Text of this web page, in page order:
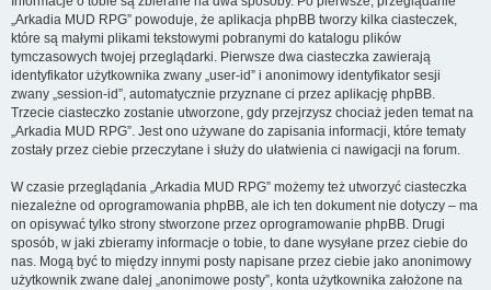
„Arkadia MUD RPG” powoduje, że aplikacja phpBB tworzy kilka ciasteczek,
które są małymi plikami tekstowymi pobranymi do katalogu plików
tymczasowych twojej przeglądarki. Pierwsze dwa ciasteczka zawierają
identyfikator użytkownika zwany „user-id” i anonimowy identyfikator sesji
zwany „session-id”, automatycznie przyznane ci przez aplikację phpBB.
Trzecie ciasteczko zostanie utworzone, gdy przejrzysz chociaż jeden temat na
„Arkadia MUD RPG”. Jest ono używane do zapisania informacji, które tematy
zostały przez ciebie przeczytane i służy do ułatwienia ci nawigacji na forum.
W czasie przeglądania „Arkadia MUD RPG” możemy też utworzyć ciasteczka
niezależne od oprogramowania phpBB, ale ich ten dokument nie dotyczy – ma
on opisywać tylko strony stworzone przez oprogramowanie phpBB. Drugi
sposób, w jaki zbieramy informacje o tobie, to dane wysyłane przez ciebie do
nas. Mogą być to między innymi posty napisane przez ciebie jako anonimowy
użytkownik zwane dalej „anonimowe posty”, konta użytkownika założone na